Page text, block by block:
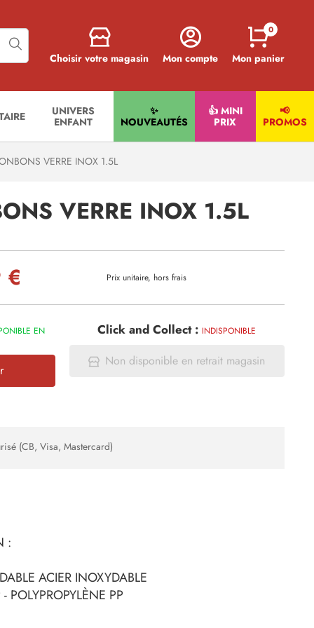
Choisir votre magasin Mon compte Mon panier
0
UNIVERS
ENFANT
✨
NOUVEAUTÉS
👍 MINI
PRIX
📢
PROMOS
VERRE INOX 1.5L
VERRE INOX 1.5L
€ Prix unitaire, hors frais
EN Click and Collect : INDISPONIBLE
Non disponible en retrait magasin
(CB, Visa, Mastercard)
:
ACIER INOXYDABLE
POLYPROPYLÈNE PP